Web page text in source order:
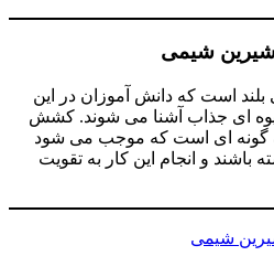
شیرین شیمی
است که دانش آموزان در این
ای جذاب آشنا می شوند. کشش
گونه ای است که موجب می شود
باشند و انجام این کار به تقویت